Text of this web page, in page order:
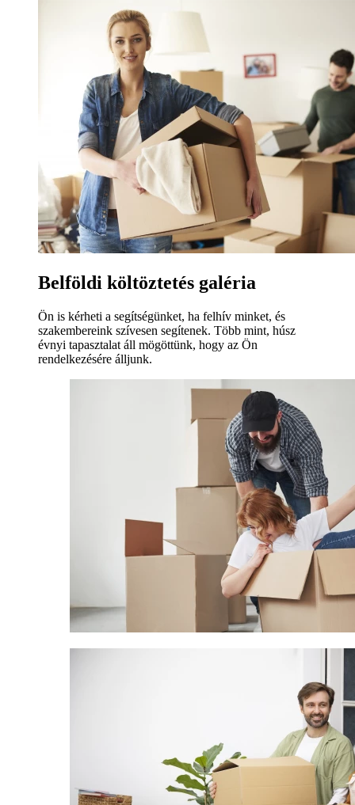
Belföldi költöztetés galéria
Ön is kérheti a segítségünket, ha felhív minket, és
szakembereink szívesen segítenek. Több mint, húsz
évnyi tapasztalat áll mögöttünk, hogy az Ön
rendelkezésére álljunk.